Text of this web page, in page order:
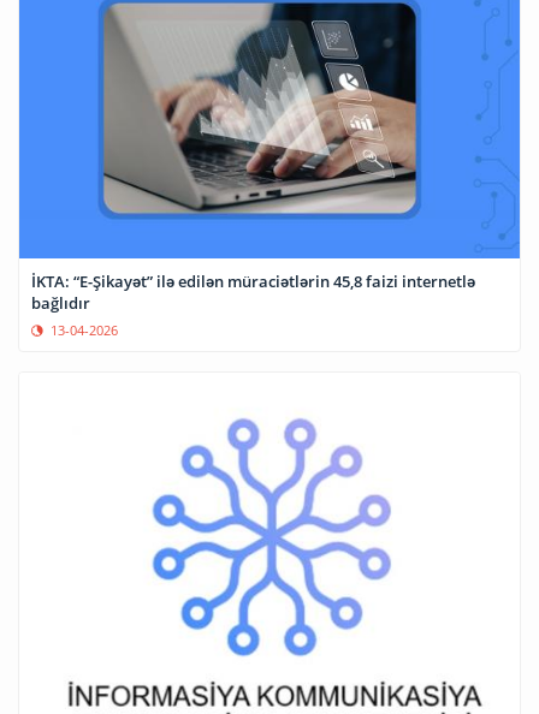
İKTA: “E-Şikayət” ilə edilən müraciətlərin 45,8 faizi internetlə
bağlıdır
13-04-2026